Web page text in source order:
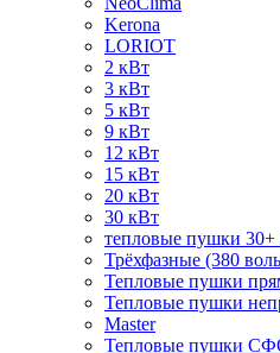
Kerona
LORIOT
2 кВт
3 кВт
5 кВт
9 кВт
12 кВт
15 кВт
20 кВт
30 кВт
тепловые пушки 30+
Трёхфазные (380
Тепловые пушки
Тепловые пушки
Master
Тепловые пушки